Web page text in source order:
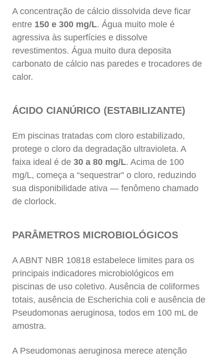
A concentração de cálcio dissolvida deve ficar
entre 150 e 300 mg/L. Água muito mole é
agressiva às superfícies e dissolve
revestimentos. Água muito dura deposita
carbonato de cálcio nas paredes e trocadores de
calor.
ÁCIDO CIANÚRICO (ESTABILIZANTE)
Em piscinas tratadas com cloro estabilizado,
protege o cloro da degradação ultravioleta. A
faixa ideal é de 30 a 80 mg/L. Acima de 100
mg/L, começa a “sequestrar” o cloro, reduzindo
sua disponibilidade ativa — fenômeno chamado
de clorlock.
PARÂMETROS MICROBIOLÓGICOS
A ABNT NBR 10818 estabelece limites para os
principais indicadores microbiológicos em
piscinas de uso coletivo. Ausência de coliformes
totais, ausência de Escherichia coli e ausência de
Pseudomonas aeruginosa, todos em 100 mL de
amostra.
A Pseudomonas aeruginosa merece atenção